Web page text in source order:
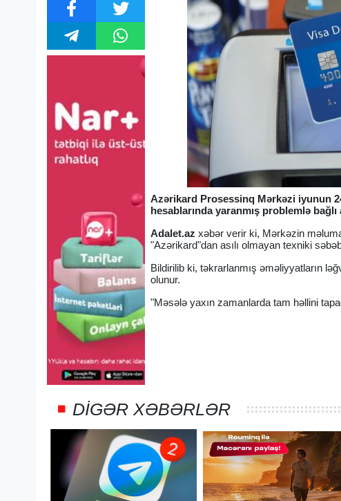
Azərikard Prosessinq Mərkəzi iyunun
hesablarında yaranmış problemlə bağlı
Adalet.az xəbər verir ki, Mərkəzin
"Azərikard"dan asılı olmayan texniki
Bildirilib ki, təkrarlanmış əməliyyatların
olunur.
"Məsələ yaxın zamanlarda tam həllini
DIGƏR XƏBƏRLƏR